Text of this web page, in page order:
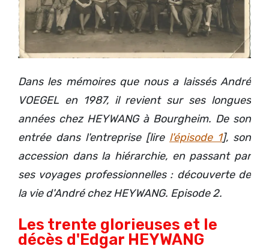
Dans les mémoires que nous a laissés André
VOEGEL en 1987, il revient sur ses longues
années chez HEYWANG à Bourgheim. De son
entrée dans l'entreprise [lire l'épisode 1], son
accession dans la hiérarchie, en passant par
ses voyages professionnelles : découverte de
la vie d'André chez HEYWANG. Episode 2.
Les trente glorieuses et le
décès d'Edgar HEYWANG